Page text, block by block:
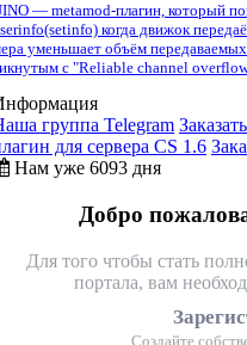
— metamod-плагин, который
когда движок
уменьшает объём
с "Reliable channel
группа Telegram
для сервера CS 1.6
Нам уже 6093 дня
Добро
Для того чтобы стать
портала, вам
Создайте